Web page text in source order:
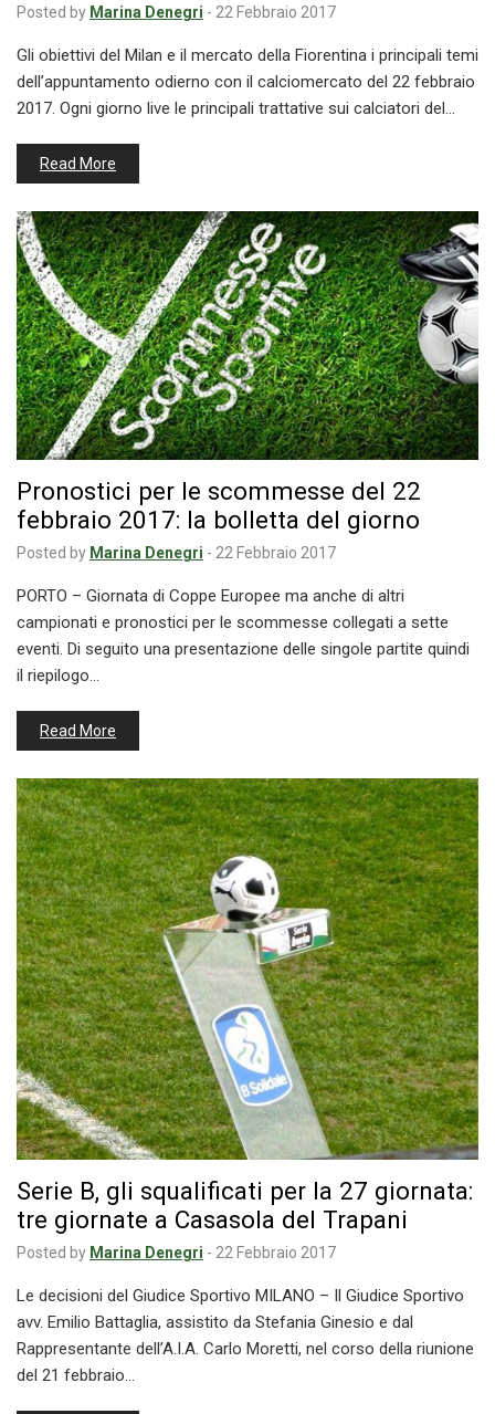
Posted by Marina Denegri - 22 Febbraio 2017
Gli obiettivi del Milan e il mercato della Fiorentina i principali temi
dell’appuntamento odierno con il calciomercato del 22 febbraio
2017. Ogni giorno live le principali trattative sui calciatori del…
Read More
Pronostici per le scommesse del 22
febbraio 2017: la bolletta del giorno
Posted by Marina Denegri - 22 Febbraio 2017
PORTO – Giornata di Coppe Europee ma anche di altri
campionati e pronostici per le scommesse collegati a sette
eventi. Di seguito una presentazione delle singole partite quindi
il riepilogo…
Read More
Serie B, gli squalificati per la 27 giornata:
tre giornate a Casasola del Trapani
Posted by Marina Denegri - 22 Febbraio 2017
Le decisioni del Giudice Sportivo MILANO – Il Giudice Sportivo
avv. Emilio Battaglia, assistito da Stefania Ginesio e dal
Rappresentante dell’A.I.A. Carlo Moretti, nel corso della riunione
del 21 febbraio…